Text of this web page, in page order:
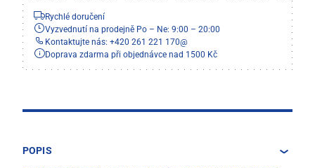
Rychlé doručení
Vyzvednutí na prodejně Po – Ne: 9:00 – 20:00
Kontaktujte nás: +420 261 221 170@
Doprava zdarma při objednávce nad 1500 Kč
POPIS